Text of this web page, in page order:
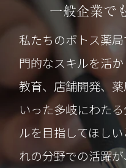
一般企業で
私たちのポトス薬
門的なスキルを活か
教育、店舗開発、
いった多岐にわた
ルを目指してほし
れの分野での活躍